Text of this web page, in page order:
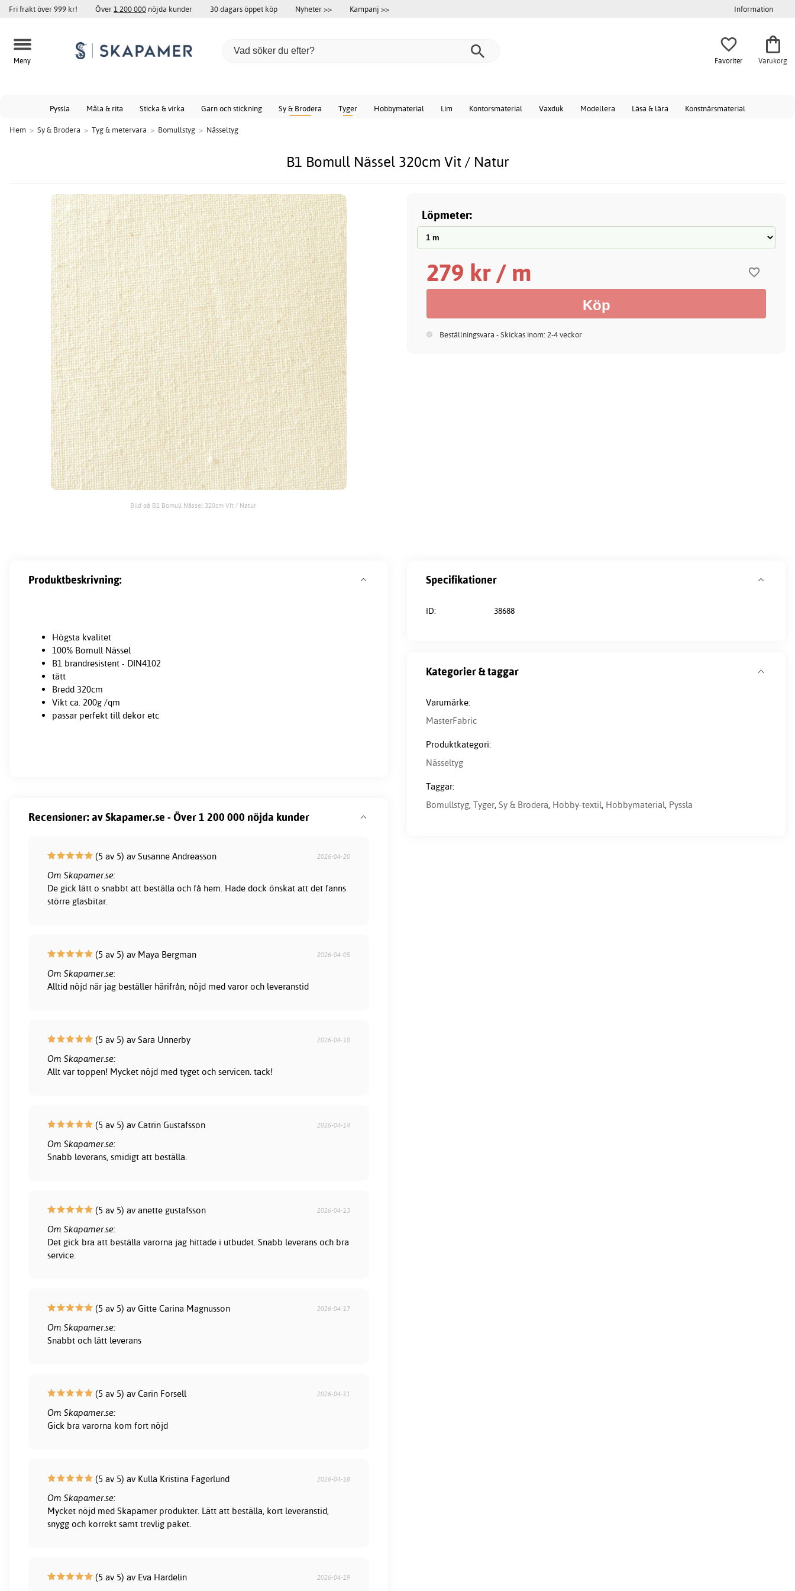
Fri frakt över 999 kr! Över1 200 000 nöjda kunder 30 dagars öppet köp Nyheter >> Kampanj >> Information
Meny Favoriter Varukorg
Pyssla Måla & rita Sticka & virka Garn och stickning Sy & Brodera Tyger Hobbymaterial Lim Kontorsmaterial Vaxduk Modellera Läsa & lära Konstnärsmaterial
Hem > Sy & Brodera > Tyg & metervara > Bomullstyg > Nässeltyg
B1 Bomull Nässel 320cm Vit / Natur
Bild på B1 Bomull Nässel 320cm Vit / Natur
Löpmeter:
279 kr / m
Beställningsvara - Skickas inom: 2-4 veckor
Produktbeskrivning:
Högsta kvalitet
100% Bomull Nässel
B1 brandresistent - DIN4102
tätt
Bredd 320cm
Vikt ca. 200g /qm
passar perfekt till dekor etc
Specifikationer
ID: 38688
Kategorier & taggar
Varumärke:
MasterFabric
Produktkategori:
Nässeltyg
Taggar:
Bomullstyg, Tyger, Sy & Brodera, Hobby-textil, Hobbymaterial, Pyssla
Recensioner: av Skapamer.se - Över 1 200 000 nöjda kunder
(5 av 5) av Susanne Andreasson 2026-04-20
Om Skapamer.se:
De gick lätt o snabbt att beställa och få hem. Hade dock önskat att det fanns
större glasbitar.
(5 av 5) av Maya Bergman 2026-04-05
Om Skapamer.se:
Alltid nöjd när jag beställer härifrån, nöjd med varor och leveranstid
(5 av 5) av Sara Unnerby 2026-04-10
Om Skapamer.se:
Allt var toppen! Mycket nöjd med tyget och servicen. tack!
(5 av 5) av Catrin Gustafsson 2026-04-14
Om Skapamer.se:
Snabb leverans, smidigt att beställa.
(5 av 5) av anette gustafsson 2026-04-13
Om Skapamer.se:
Det gick bra att beställa varorna jag hittade i utbudet. Snabb leverans och bra
service.
(5 av 5) av Gitte Carina Magnusson 2026-04-17
Om Skapamer.se:
Snabbt och lätt leverans
(5 av 5) av Carin Forsell 2026-04-11
Om Skapamer.se:
Gick bra varorna kom fort nöjd
(5 av 5) av Kulla Kristina Fagerlund 2026-04-18
Om Skapamer.se:
Mycket nöjd med Skapamer produkter. Lätt att beställa, kort leveranstid,
snygg och korrekt samt trevlig paket.
(5 av 5) av Eva Hardelin 2026-04-19